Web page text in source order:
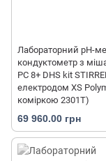
Лабораторний pH-
кондуктометр з
PC 8+ DHS kit
електродом XS
коміркою 2301T)
69 960.00 грн